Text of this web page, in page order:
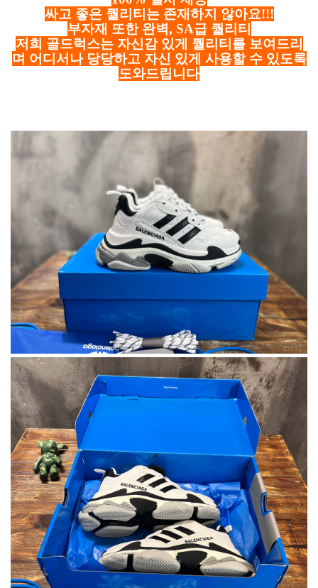
싸고 좋은 퀄리티는 존재하지 않아요!!!
부자재 또한 완벽, SA급 퀄리티
저희 골드럭스는 자신감 있게 퀄리티를 보여드리
며 어디서나 당당하고 자신 있게 사용할 수 있도록
도와드립니다